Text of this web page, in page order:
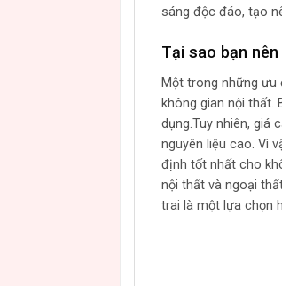
sáng độc đáo, tạo
Tại sao bạn
Một trong những
không gian nội
dụng.Tuy nhiên, giá
nguyên liệu cao. Vì
định tốt nhất cho
nội thất và ngoại
trai là một lựa chọn